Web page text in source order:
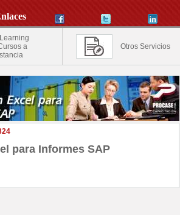
a
Otros Servicios
para Informes SAP